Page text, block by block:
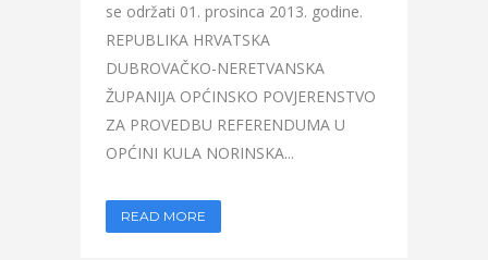
se održati 01. prosinca 2013. godine.
REPUBLIKA HRVATSKA
DUBROVAČKO-NERETVANSKA
ŽUPANIJA OPĆINSKO POVJERENSTVO
ZA PROVEDBU REFERENDUMA U
OPĆINI KULA NORINSKA...
READ MORE